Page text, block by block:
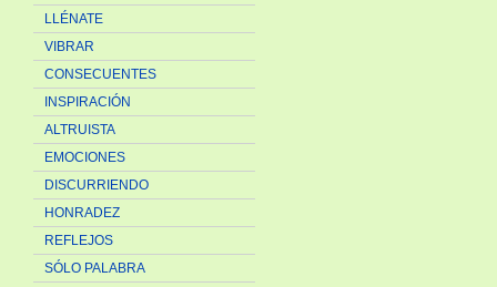
LLÉNATE
VIBRAR
CONSECUENTES
INSPIRACIÓN
ALTRUISTA
EMOCIONES
DISCURRIENDO
HONRADEZ
REFLEJOS
SÓLO PALABRA